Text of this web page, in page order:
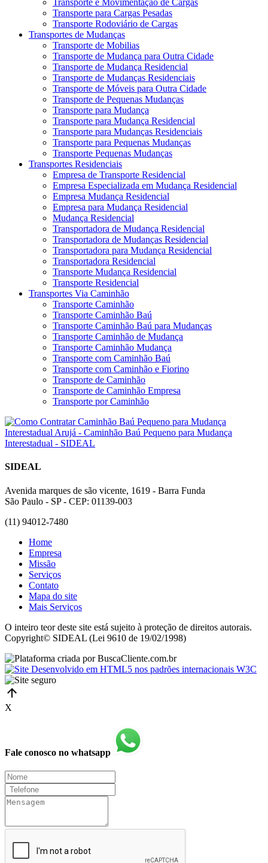
Transporte e Movimentação de Cargas
Transporte para Cargas Pesadas
Transporte Rodoviário de Cargas
Transportes de Mudanças
Transporte de Mobilias
Transporte de Mudança para Outra Cidade
Transporte de Mudança Residencial
Transporte de Mudanças Residenciais
Transporte de Móveis para Outra Cidade
Transporte de Pequenas Mudanças
Transporte para Mudança
Transporte para Mudança Residencial
Transporte para Mudanças Residenciais
Transporte para Pequenas Mudanças
Transporte Pequenas Mudanças
Transportes Residenciais
Empresa de Transporte Residencial
Empresa Especializada em Mudança Residencial
Empresa Mudança Residencial
Empresa para Mudança Residencial
Mudança Residencial
Transportadora de Mudança Residencial
Transportadora de Mudanças Residencial
Transportadora para Mudança Residencial
Transportadora Residencial
Transporte Mudança Residencial
Transporte Residencial
Transportes Via Caminhão
Transporte Caminhão
Transporte Caminhão Baú
Transporte Caminhão Baú para Mudanças
Transporte Caminhão de Mudança
Transporte Caminhão Mudança
Transporte com Caminhão Baú
Transporte com Caminhão e Fiorino
Transporte de Caminhão
Transporte de Caminhão Empresa
Transporte por Caminhão
SIDEAL
Avenida marques de são vicente, 1619 - Barra Funda
São Paulo - SP - CEP: 01139-003
(11) 94012-7480
Home
Empresa
Missão
Serviços
Contato
Mapa do site
Mais Serviços
O inteiro teor deste site está sujeito à proteção de direitos autorais.
Copyright© SIDEAL (Lei 9610 de 19/02/1998)
X
Fale conosco no whatsapp